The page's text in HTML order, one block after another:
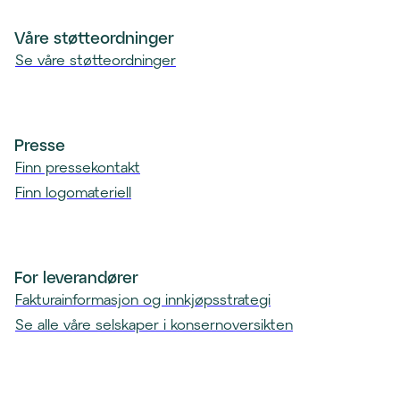
t
)
Våre støtteordninger
Se våre støtteordninger
Presse
Finn pressekontakt
Finn logomateriell
For leverandører
Fakturainformasjon og innkjøpsstrategi
Se alle våre selskaper i konsernoversikten